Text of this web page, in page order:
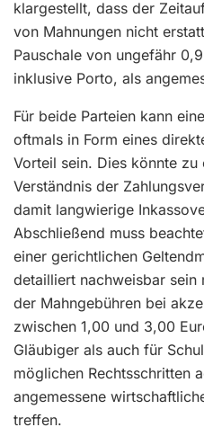
klargestellt, dass der
von Mahnungen nicht
Pauschale von ungefähr
inklusive Porto, als
Für beide Parteien kann
oftmals in Form eines
Vorteil sein. Dies könnte zu
Verständnis der
damit langwierige
Abschließend muss
einer gerichtlichen
detailliert nachweisbar sein
der Mahngebühren bei
zwischen 1,00 und 3,00
Gläubiger als auch für
möglichen Rechtsschritten
angemessene
treffen.